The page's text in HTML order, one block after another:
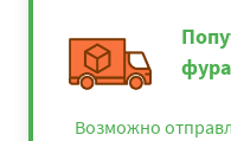
Возможно